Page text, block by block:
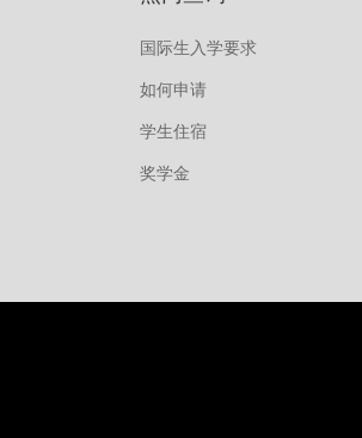
国际生入学要求
如何申请
学生住宿
奖学金